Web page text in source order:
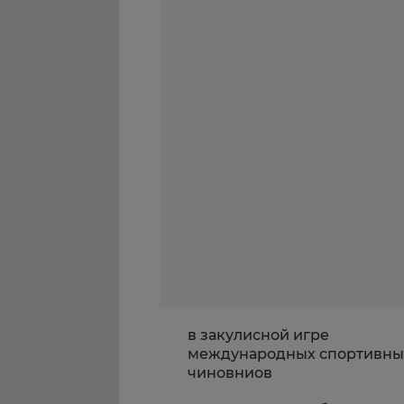
в закулисной игре
международных
чиновниов